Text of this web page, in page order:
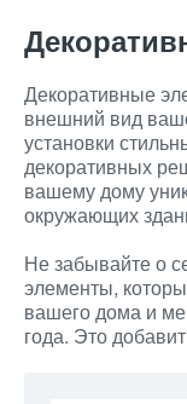
Декоративные
внешний вид
установки
декоративных
вашему дому
окружающих
Не забывайте о
элементы,
вашего дома и
года. Это